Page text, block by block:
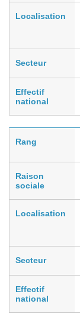
Localisation
Secteur
Effectif
national
Rang
Raison
sociale
Localisation
Secteur
Effectif
national